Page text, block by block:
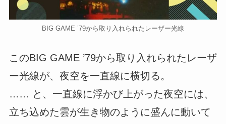
BIG GAME ’79から取り入れられたレーザー光線
このBIG GAME ’79から取り入れられたレーザ
ー光線が、夜空を一直線に横切る。
…… と、一直線に浮かび上がった夜空には、
立ち込めた雲が生き物のように盛んに動いて